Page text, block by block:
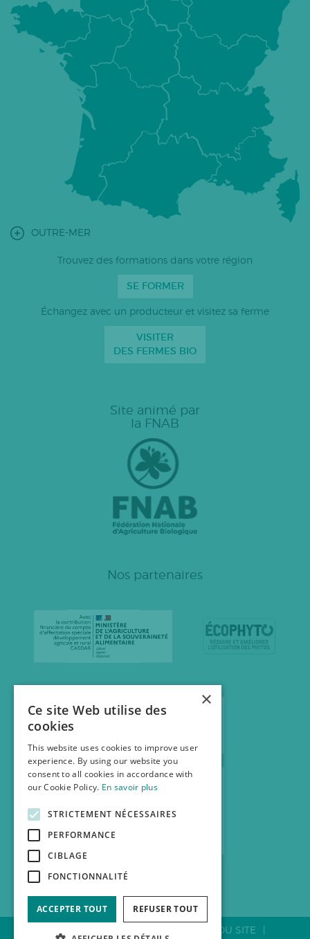
OUTRE-MER
Trouvez des formations dans votre région
SE FORMER
Échangez avec un producteur et visitez sa ferme
VISITER
DES FERMES BIO
Site animé par
la FNAB
Nos partenaires
PLAN DU SITE
×
Ce site Web utilise des
cookies
This website uses cookies to improve user
experience. By using our website you
consent to all cookies in accordance with
our Cookie Policy. En savoir plus
STRICTEMENT NÉCESSAIRES
PERFORMANCE
CIBLAGE
FONCTIONNALITÉ
ACCEPTER TOUT REFUSER TOUT